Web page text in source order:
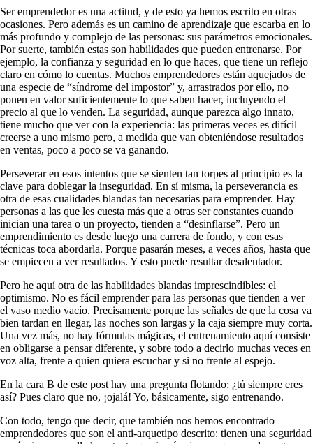
Ser emprendedor es una actitud, y de esto ya hemos escrito en otras
ocasiones. Pero además es un camino de aprendizaje que escarba en lo
más profundo y complejo de las personas: sus parámetros emocionales.
Por suerte, también estas son habilidades que pueden entrenarse. Por
ejemplo, la confianza y seguridad en lo que haces, que tiene un reflejo
claro en cómo lo cuentas. Muchos emprendedores están aquejados de
una especie de “síndrome del impostor” y, arrastrados por ello, no
ponen en valor suficientemente lo que saben hacer, incluyendo el
precio al que lo venden. La seguridad, aunque parezca algo innato,
tiene mucho que ver con la experiencia: las primeras veces es difícil
creerse a uno mismo pero, a medida que van obteniéndose resultados
en ventas, poco a poco se va ganando.
Perseverar en esos intentos que se sienten tan torpes al principio es la
clave para doblegar la inseguridad. En sí misma, la perseverancia es
otra de esas cualidades blandas tan necesarias para emprender. Hay
personas a las que les cuesta más que a otras ser constantes cuando
inician una tarea o un proyecto, tienden a “desinflarse”. Pero un
emprendimiento es desde luego una carrera de fondo, y con esas
técnicas toca abordarla. Porque pasarán meses, a veces años, hasta que
se empiecen a ver resultados. Y esto puede resultar desalentador.
Pero he aquí otra de las habilidades blandas imprescindibles: el
optimismo. No es fácil emprender para las personas que tienden a ver
el vaso medio vacío. Precisamente porque las señales de que la cosa va
bien tardan en llegar, las noches son largas y la caja siempre muy corta.
Una vez más, no hay fórmulas mágicas, el entrenamiento aquí consiste
en obligarse a pensar diferente, y sobre todo a decirlo muchas veces en
voz alta, frente a quien quiera escuchar y si no frente al espejo.
En la cara B de este post hay una pregunta flotando: ¿tú siempre eres
así? Pues claro que no, ¡ojalá! Yo, básicamente, sigo entrenando.
Con todo, tengo que decir, que también nos hemos encontrado
emprendedores que son el anti-arquetipo descrito: tienen una seguridad